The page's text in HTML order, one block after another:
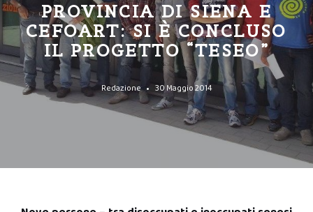
PROVINCIA DI SIENA E
CEFOART: SI È CONCLUSO
IL PROGETTO “TESEO”
Redazione 30 Maggio 2014